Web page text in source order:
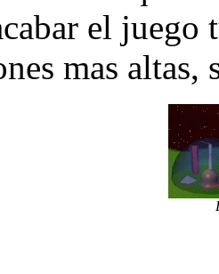
el
mas